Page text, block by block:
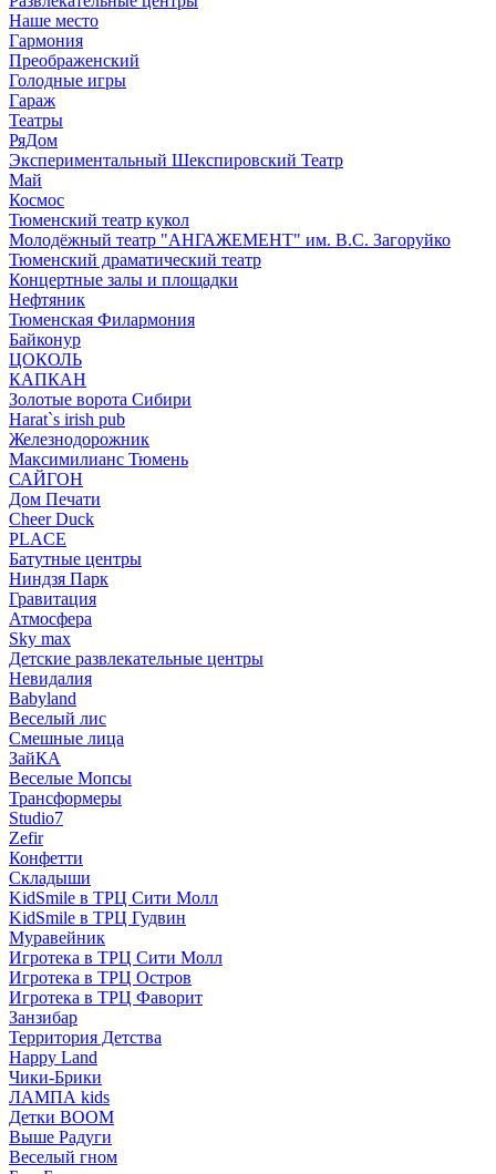
Наше место
Гармония
Преображенский
Голодные игры
Гараж
Театры
РяДом
Экспериментальный Шекспировский Театр
Май
Космос
Тюменский театр кукол
Молодёжный театр "АНГАЖЕМЕНТ" им. В.С. Загоруйко
Тюменский драматический театр
Концертные залы и площадки
Нефтяник
Тюменская Филармония
Байконур
ЦОКОЛЬ
КАПКАН
Золотые ворота Сибири
Harat`s irish pub
Железнодорожник
Максимилианс Тюмень
САЙГОН
Дом Печати
Cheer Duck
PLACE
Батутные центры
Ниндзя Парк
Гравитация
Атмосфера
Sky max
Детские развлекательные центры
Невидалия
Babyland
Веселый лис
Смешные лица
ЗайКА
Веселые Мопсы
Трансформеры
Studio7
Zefir
Конфетти
Складыши
KidSmile в ТРЦ Сити Молл
KidSmile в ТРЦ Гудвин
Муравейник
Игротека в ТРЦ Сити Молл
Игротека в ТРЦ Остров
Игротека в ТРЦ Фаворит
Занзибар
Территория Детства
Happy Land
Чики-Брики
ЛАМПА kids
Детки BOOM
Выше Радуги
Веселый гном